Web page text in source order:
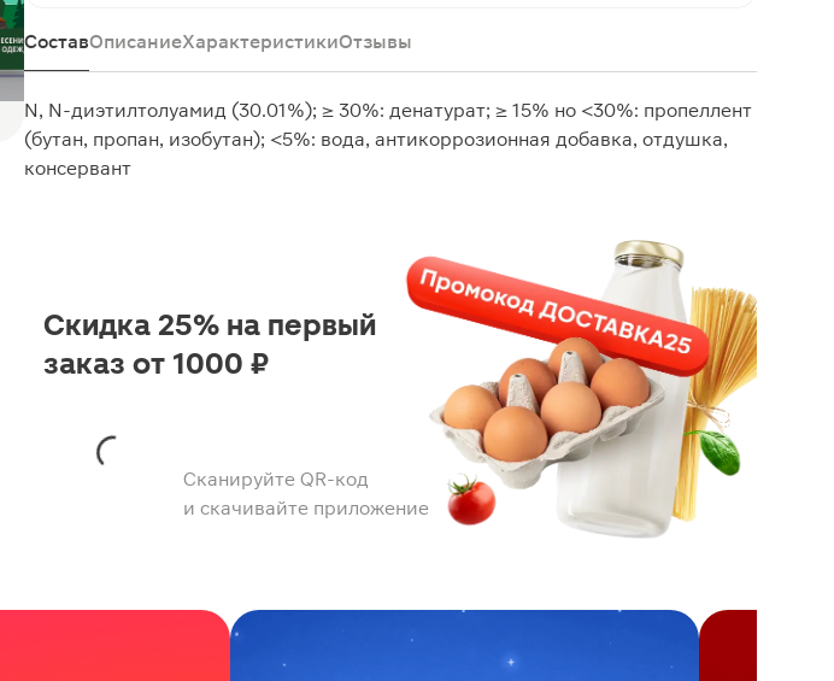
СоставОписаниеХарактеристикиОтзывы
N, N-диэтилтолуамид (30.01%); ≥ 30%: денатурат; ≥ 15% но <30%: пропеллент
(бутан, пропан, изобутан); <5%: вода, антикоррозионная добавка, отдушка,
консервант
Сканируйте QR-код
и скачивайте приложение
Скидка 25% на первый
заказ от 1000 ₽